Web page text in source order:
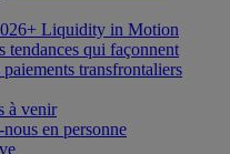
Liquidity in Motion
tendances qui façonnent
paiements transfrontaliers
à venir
en personne